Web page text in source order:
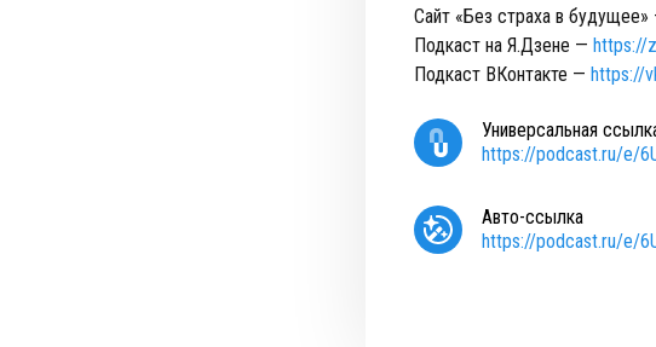
Сайт «Без страха в будущее»
Подкаст на Я.Дзене — https://
Подкаст ВКонтакте — https://
Универсальная
https://podcast.ru/e/
Авто-ссылка
https://podcast.ru/e/